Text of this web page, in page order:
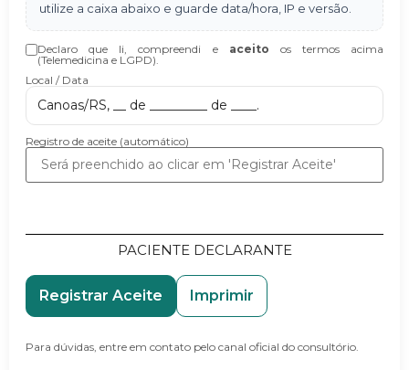
utilize a caixa abaixo e guarde data/hora, IP e versão.
Declaro que li, compreendi e aceito os termos acima
(Telemedicina e LGPD).
Local / Data
Canoas/RS, __ de _________ de ____.
Registro de aceite (automático)
PACIENTE DECLARANTE
Registrar Aceite Imprimir
Para dúvidas, entre em contato pelo canal oficial do consultório.